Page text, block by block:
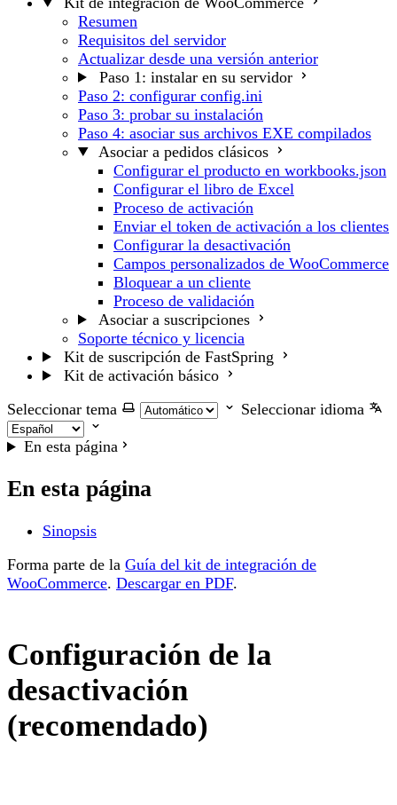
Resumen
Requisitos del servidor
Actualizar desde una versión anterior
Paso 1: instalar en su servidor
Paso 2: configurar config.ini
Paso 3: probar su instalación
Paso 4: asociar sus archivos EXE compilados
Asociar a pedidos clásicos
Configurar el producto en workbooks.json
Configurar el libro de Excel
Proceso de activación
Enviar el token de activación a los clientes
Configurar la desactivación
Campos personalizados de WooCommerce
Bloquear a un cliente
Proceso de validación
Asociar a suscripciones
Soporte técnico y licencia
Kit de suscripción de FastSpring
Kit de activación básico
Seleccionar tema
Seleccionar idioma
En esta página
En esta página
Sinopsis
Forma parte de la Guía del kit de integración de
WooCommerce. Descargar en PDF.
Configuración de la
desactivación
(recomendado)